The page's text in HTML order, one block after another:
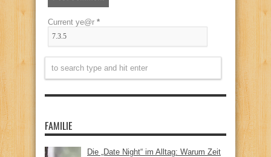
Current ye@r *
FAMILIE
Die „Date Night“ im Alltag: Warum Zeit